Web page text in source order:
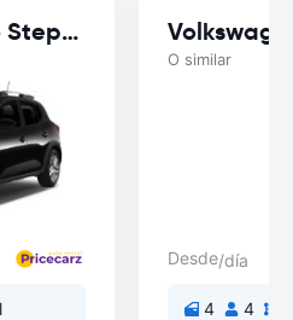
Dacia Sandero Stepway
O similar
Desde/día
4 4